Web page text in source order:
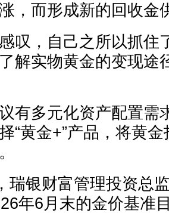
，而形成新的回收金
，自己之所以抓住
解实物黄金的变现途
多元化资产配置需
“黄金+”产品，将黄
银财富管理投资总监
年6月末的金价基准